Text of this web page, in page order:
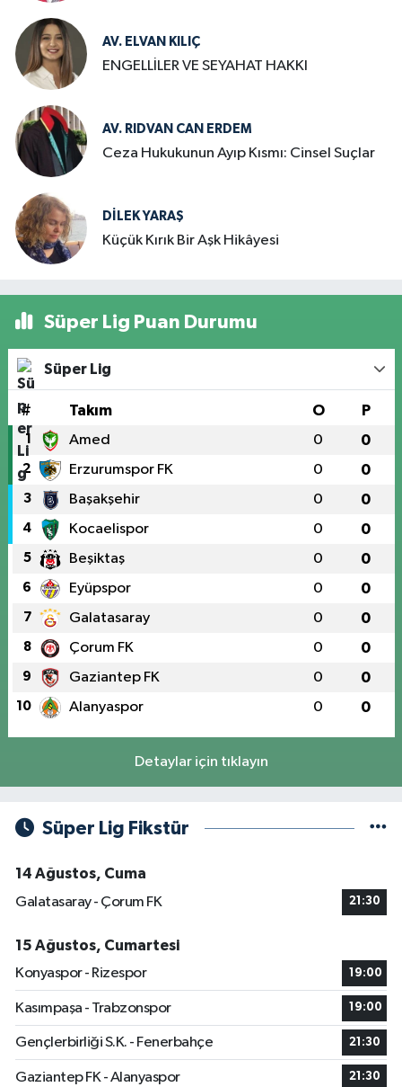
AV. ELVAN KILIÇ
ENGELLİLER VE SEYAHAT HAKKI
AV. RIDVAN CAN ERDEM
Ceza Hukukunun Ayıp Kısmı: Cinsel Suçlar
DILEK YARAŞ
Küçük Kırık Bir Aşk Hikâyesi
Süper Lig Puan Durumu
Süper Lig
# Takım O P
1 Amed 0 0
2 Erzurumspor FK 0 0
3 Başakşehir 0 0
4 Kocaelispor 0 0
5 Beşiktaş 0 0
6 Eyüpspor 0 0
7 Galatasaray 0 0
8 Çorum FK 0 0
9 Gaziantep FK 0 0
10 Alanyaspor 0 0
Detaylar için tıklayın
Süper Lig Fikstür
14 Ağustos, Cuma
Galatasaray - Çorum FK
21:30
15 Ağustos, Cumartesi
Konyaspor - Rizespor
19:00
Kasımpaşa - Trabzonspor 19:00
Gençlerbirliği S.K. - Fenerbahçe 21:30
Gaziantep FK - Alanyaspor 21:30